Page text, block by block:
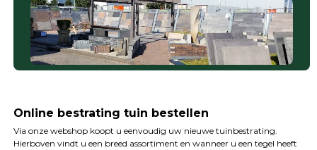
Online bestrating tuin bestellen
Via onze webshop koopt u eenvoudig uw nieuwe tuinbestrating.
Hierboven vindt u een breed assortiment en wanneer u een tegel heeft